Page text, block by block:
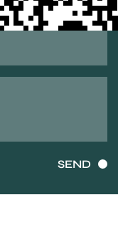
SEND